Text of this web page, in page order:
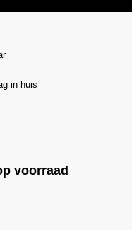
in huis
voorraad